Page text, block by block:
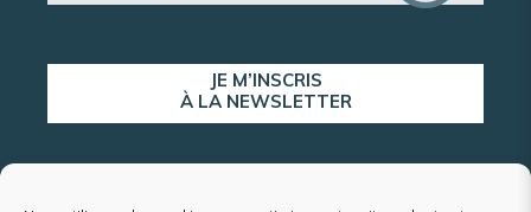
JE M’INSCRIS
À LA NEWSLETTER